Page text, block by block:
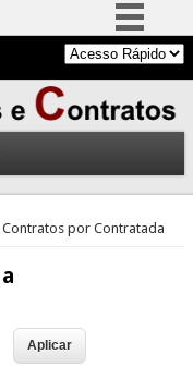
Simplifique!
Comunica BR
Participe
à informação
Legislação
Canaispor Contratada